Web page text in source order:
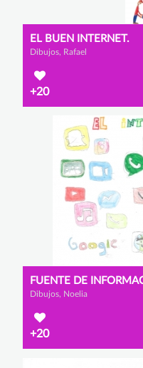
EL BUEN INTERNET.
Dibujos, Rafael
+20
FUENTE DE
Dibujos, Noelia
+20